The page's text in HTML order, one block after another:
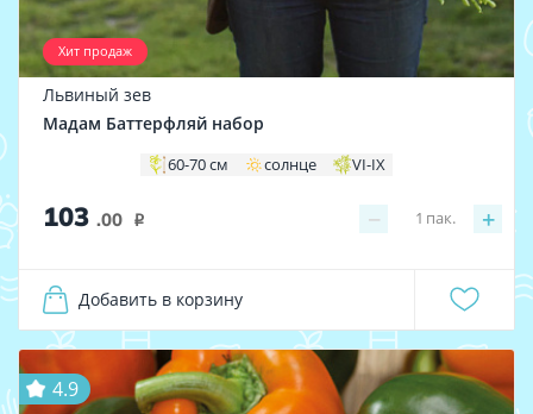
Хит продаж
Львиный зев
Мадам Баттерфляй набор
60-70 см солнце VI-IX
103 .00 i − +
1 пак.
Добавить в корзину
4.9